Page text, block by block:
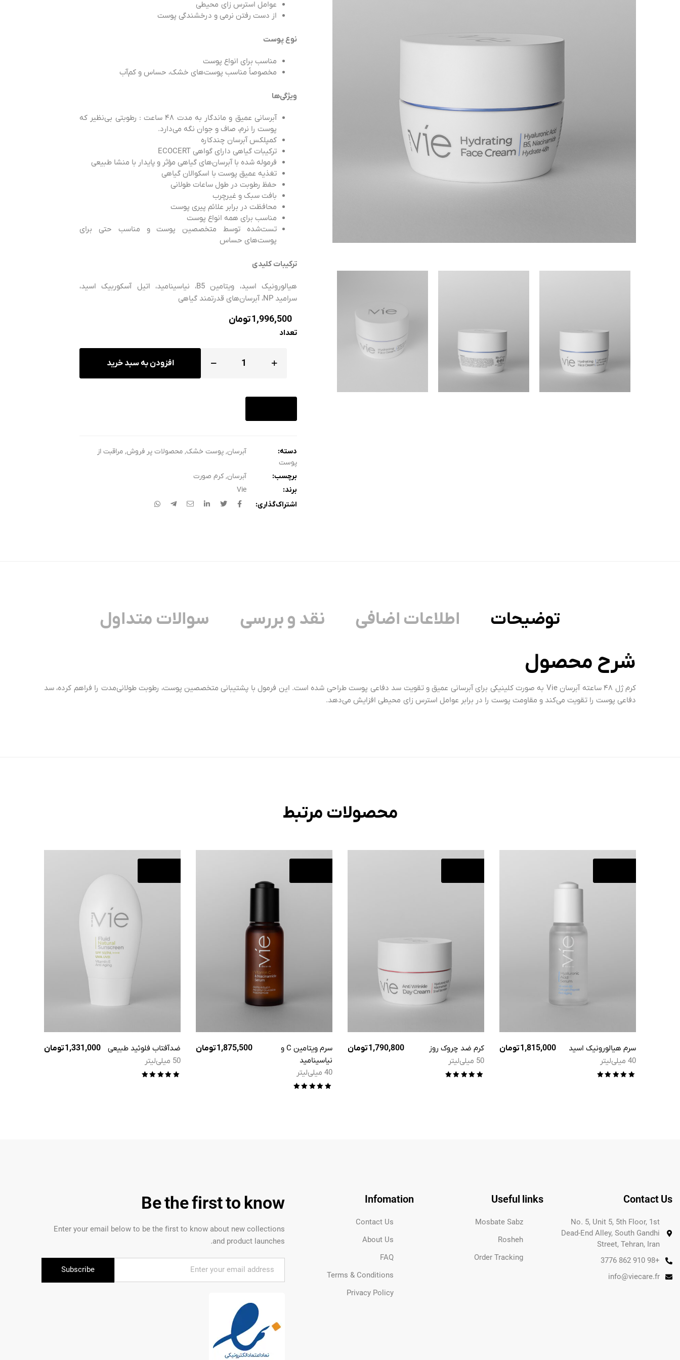
عوامل استرس زای محیطی
از دست رفتن نرمی و درخشندگی پوست
نوع پوست
مناسب برای انواع پوست
مخصوصاً مناسب پوست‌های خشک، حساس و کم‌آب
ویژگی‌ها
آبرسانی عمیق و ماندگار به مدت ۴۸ ساعت : رطوبتی بی‌نظیر که
پوست را نرم، صاف و جوان نگه می‌دارد.
کمپلکس آبرسان چندکاره
ترکیبات گیاهی دارای گواهی ECOCERT
فرموله شده با آبرسان‌های گیاهی مؤثر و پایدار با منشا طبیعی
تغذیه عمیق پوست با اسکوالان گیاهی
حفظ رطوبت در طول ساعات طولانی
بافت سبک و غیرچرب
محافظت در برابر علائم پیری پوست
مناسب برای همه انواع پوست
تست‌شده توسط متخصصین پوست و مناسب حتی برای
پوست‌های حساس
ترکیبات کلیدی
هیالورونیک اسید، ویتامین B5، نیاسینامید، اتیل آسکوربیک اسید،
سرامید NP، آبرسان‌های قدرتمند گیاهی
1,996,500تومان
تعداد
افزودن به سبد خرید
دسته: آبرسان, پوست خشک, محصولات پر فروش, مراقبت از
پوست
برچسب:
آبرسان,کرم صورت
برند:
Vie
اشتراک‌گذاری:
توضیحات اطلاعات اضافی نقد و بررسی سوالات متداول
شرح محصول
کرم ژل ۴۸ ساعته آبرسان Vie به صورت کلینیکی برای آبرسانی عمیق و تقویت سد دفاعی پوست طراحی شده است. این فرمول با پشتیبانی متخصصین پوست، رطوبت طولانی‌مدت را فراهم کرده، سد
دفاعی پوست را تقویت می‌کند و مقاومت پوست را در برابر عوامل استرس زای محیطی افزایش می‌دهد.
محصولات مرتبط
سرم هیالورونیک اسید 1,815,000تومان
40 میلی‌لیتر
کرم ضد چروک روز 1,790,800تومان
50 میلی‌لیتر
سرم ویتامین C و
نیاسینامید
1,875,500تومان
40 میلی‌لیتر
ضدآفتاب فلوئید طبیعی 1,331,000تومان
50 میلی‌لیتر
Contact Us
No. 5, Unit 5, 5th Floor, 1st
Dead-End Alley, South Gandhi
Street, Tehran, Iran
+98 910 862 3776
info@viecare.fr
Useful links
Mosbate Sabz
Rosheh
Order Tracking
Infomation
Contact Us
About Us
FAQ
Terms & Conditions
Privacy Policy
Be the first to know
Enter your email below to be the first to know about new collections
and product launches.
Subscribe